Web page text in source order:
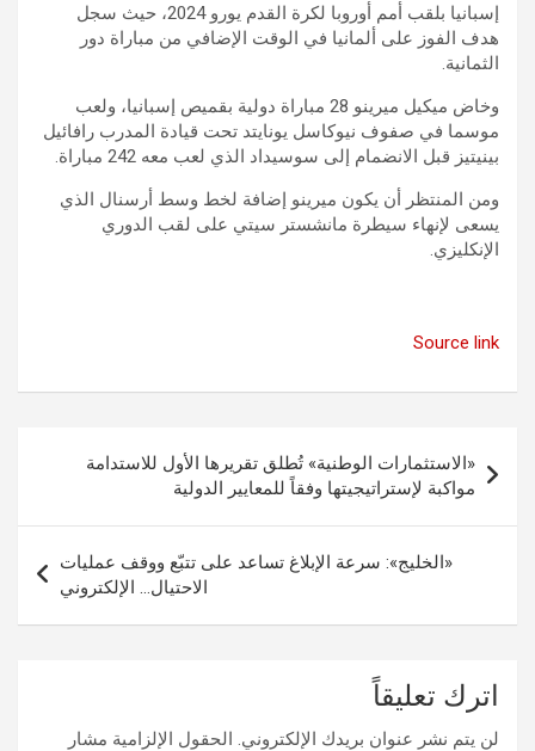
إسبانيا بلقب أمم أوروبا لكرة القدم يورو 2024، حيث سجل
هدف الفوز على ألمانيا في الوقت الإضافي من مباراة دور
الثمانية.
وخاض ميكيل ميرينو 28 مباراة دولية بقميص إسبانيا، ولعب
موسما في صفوف نيوكاسل يونايتد تحت قيادة المدرب رافائيل
بينيتيز قبل الانضمام إلى سوسيداد الذي لعب معه 242 مباراة.
ومن المنتظر أن يكون ميرينو إضافة لخط وسط أرسنال الذي
يسعى لإنهاء سيطرة مانشستر سيتي على لقب الدوري
الإنكليزي.
Source link
المقالات
«الاستثمارات الوطنية» تُطلق تقريرها الأول للاستدامة
مواكبة لإستراتيجيتها وفقاً للمعايير الدولية
«الخليج»: سرعة الإبلاغ تساعد على تتبّع ووقف عمليات
الاحتيال… الإلكتروني
اترك تعليقاً
لن يتم نشر عنوان بريدك الإلكتروني. الحقول الإلزامية مشار